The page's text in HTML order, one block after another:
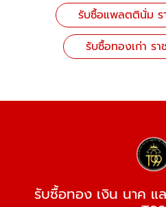
รับซื้อแพลตตินั่ม ร
รับซื้อทองเก่า ร
รับซื้อทอง เงิน นาค